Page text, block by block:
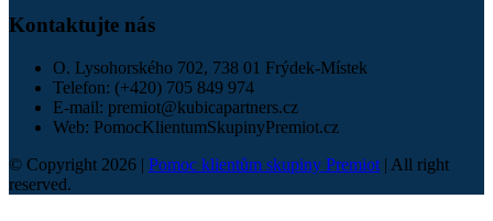
Kontaktujte nás
O. Lysohorského 702, 738 01 Frýdek-Místek
Telefon: (+420) 705 849 974
E-mail: premiot@kubicapartners.cz
Web: PomocKlientumSkupinyPremiot.cz
© Copyright 2026 | Pomoc klientům skupiny Premiot | All right
reserved.